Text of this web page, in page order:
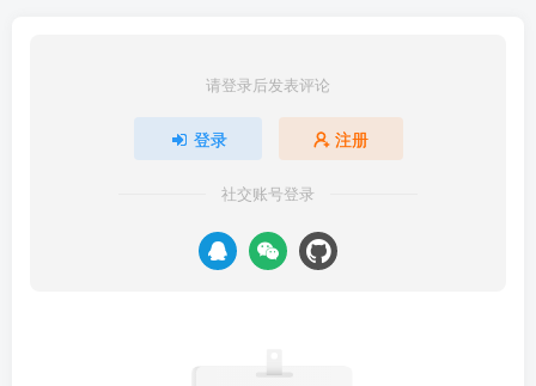
请登录后发表评论
登录 注册
社交账号登录